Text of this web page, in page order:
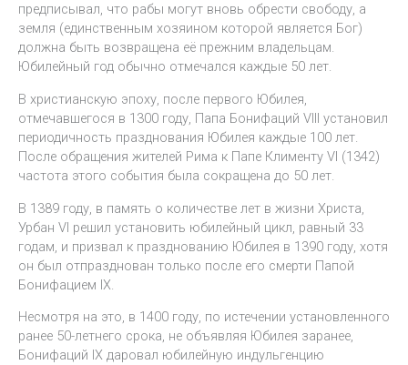
предписывал, что рабы могут вновь обрести свободу, а
земля (единственным хозяином которой является Бог)
должна быть возвращена её прежним владельцам.
Юбилейный год обычно отмечался каждые 50 лет.
В христианскую эпоху, после первого Юбилея,
отмечавшегося в 1300 году, Папа Бонифаций VIII установил
периодичность празднования Юбилея каждые 100 лет.
После обращения жителей Рима к Папе Клименту VI (1342)
частота этого события была сокращена до 50 лет.
В 1389 году, в память о количестве лет в жизни Христа,
Урбан VI решил установить юбилейный цикл, равный 33
годам, и призвал к празднованию Юбилея в 1390 году, хотя
он был отпразднован только после его смерти Папой
Бонифацием IX.
Несмотря на это, в 1400 году, по истечении установленного
ранее 50-летнего срока, не объявляя Юбилея заранее,
Бонифаций IX даровал юбилейную индульгенцию